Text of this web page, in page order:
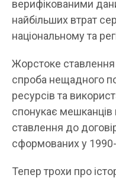
верифікованими
найбільших втрат
національному та
Жорстоке
спроба нещадного
ресурсів та
спонукає
ставлення до
сформованих у
Тепер трохи про